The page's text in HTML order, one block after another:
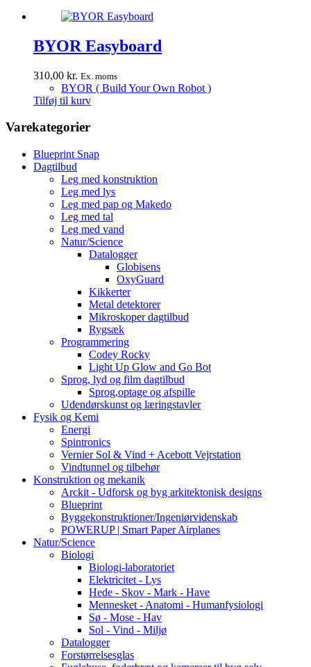
BYOR Easyboard
310,00 kr. Ex. moms
BYOR ( Build Your Own Robot )
Tilføj til kurv
Varekategorier
Blueprint Snap
Dagtilbud
Leg med konstruktion
Leg med lys
Leg med pap og Makedo
Leg med tal
Leg med vand
Natur/Science
Datalogger
Globisens
OxyGuard
Kikkerter
Metal detektorer
Mikroskoper dagtilbud
Rygsæk
Programmering
Codey Rocky
Light Up Glow and Go Bot
Sprog, lyd og film dagtilbud
Sprog,optage og afspille
Udendørskunst og læringstavler
Fysik og Kemi
Energi
Spintronics
Vernier Sol & Vind + Acebott Vejrstation
Vindtunnel og tilbehør
Konstruktion og mekanik
Arckit - Udforsk og byg arkitektonisk designs
Blueprint
Byggekonstruktioner/Ingeniørvidenskab
POWERUP | Smart Paper Airplanes
Natur/Science
Biologi
Biologi-laboratoriet
Elektricitet - Lys
Hede - Skov - Mark - Have
Mennesket - Anatomi - Humanfysiologi
Sø - Mose - Hav
Sol - Vind - Miljø
Datalogger
Forstørrelsesglas